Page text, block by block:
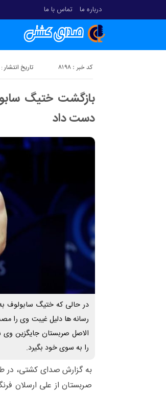
درباره ما تماس با ما
تاریخ انتشار : سه شنبه 2 کد خبر : 8198
بازگشت ختیگ
دست داد
در حالی که ختیگ سابولوف
رسانه ها دلیل غیبت وی را
الاصل صربستان جایگزین
را به سوی خود بگیرد.
به گزارش صدای کشتی، در